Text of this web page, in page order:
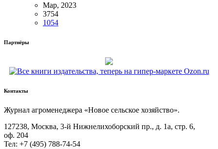
Мар, 2023
3754
1054
Партнёры
Контакты
Жур­нал агро­ме­не­дже­ра «Новое сель­ское хозяйство».
127238, Москва, 3‑й Ниж­не­ли­хо­бор­ский пр., д. 1а, стр. 6,
оф. 204
Тел: +7 (495) 788‑74‑54